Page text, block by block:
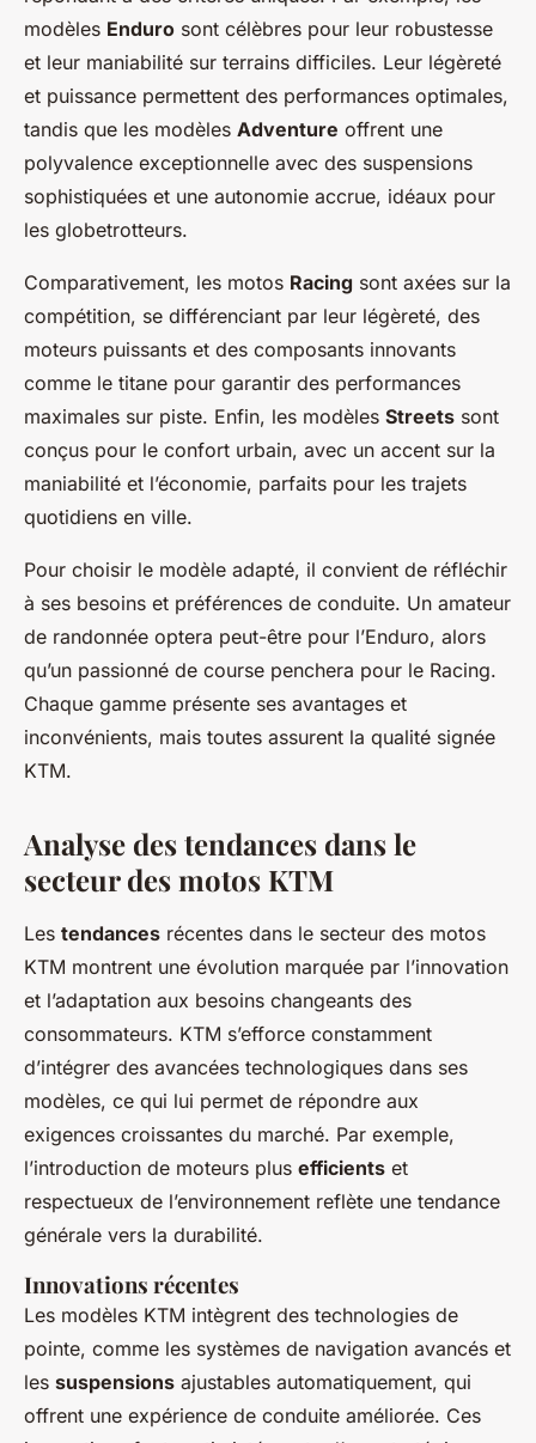
modèles Enduro sont célèbres pour leur robustesse
et leur maniabilité sur terrains difficiles. Leur légèreté
et puissance permettent des performances optimales,
tandis que les modèles Adventure offrent une
polyvalence exceptionnelle avec des suspensions
sophistiquées et une autonomie accrue, idéaux pour
les globetrotteurs.
Comparativement, les motos Racing sont axées sur la
compétition, se différenciant par leur légèreté, des
moteurs puissants et des composants innovants
comme le titane pour garantir des performances
maximales sur piste. Enfin, les modèles Streets sont
conçus pour le confort urbain, avec un accent sur la
maniabilité et l’économie, parfaits pour les trajets
quotidiens en ville.
Pour choisir le modèle adapté, il convient de réfléchir
à ses besoins et préférences de conduite. Un amateur
de randonnée optera peut-être pour l’Enduro, alors
qu’un passionné de course penchera pour le Racing.
Chaque gamme présente ses avantages et
inconvénients, mais toutes assurent la qualité signée
KTM.
Analyse des tendances dans le
secteur des motos KTM
Les tendances récentes dans le secteur des motos
KTM montrent une évolution marquée par l’innovation
et l’adaptation aux besoins changeants des
consommateurs. KTM s’efforce constamment
d’intégrer des avancées technologiques dans ses
modèles, ce qui lui permet de répondre aux
exigences croissantes du marché. Par exemple,
l’introduction de moteurs plus efficients et
respectueux de l’environnement reflète une tendance
générale vers la durabilité.
Innovations récentes
Les modèles KTM intègrent des technologies de
pointe, comme les systèmes de navigation avancés et
les suspensions ajustables automatiquement, qui
offrent une expérience de conduite améliorée. Ces